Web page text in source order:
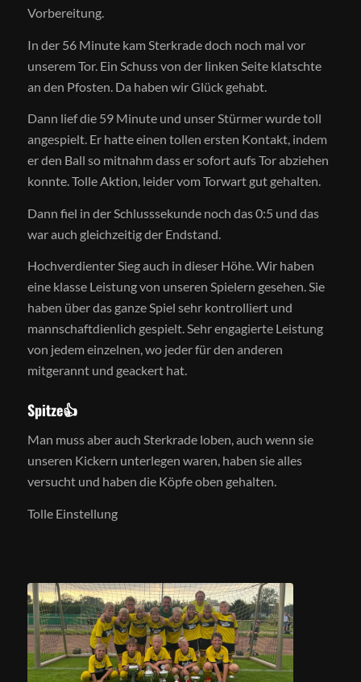
Vorbereitung.
In der 56 Minute kam Sterkrade doch noch mal vor
unserem Tor. Ein Schuss von der linken Seite klatschte
an den Pfosten. Da haben wir Glück gehabt.
Dann lief die 59 Minute und unser Stürmer wurde toll
angespielt. Er hatte einen tollen ersten Kontakt, indem
er den Ball so mitnahm dass er sofort aufs Tor abziehen
konnte. Tolle Aktion, leider vom Torwart gut gehalten.
Dann fiel in der Schlusssekunde noch das 0:5 und das
war auch gleichzeitig der Endstand.
Hochverdienter Sieg auch in dieser Höhe. Wir haben
eine klasse Leistung von unseren Spielern gesehen. Sie
haben über das ganze Spiel sehr kontrolliert und
mannschaftdienlich gespielt. Sehr engagierte Leistung
von jedem einzelnen, wo jeder für den anderen
mitgerannt und geackert hat.
Spitze👍
Man muss aber auch Sterkrade loben, auch wenn sie
unseren Kickern unterlegen waren, haben sie alles
versucht und haben die Köpfe oben gehalten.
Tolle Einstellung